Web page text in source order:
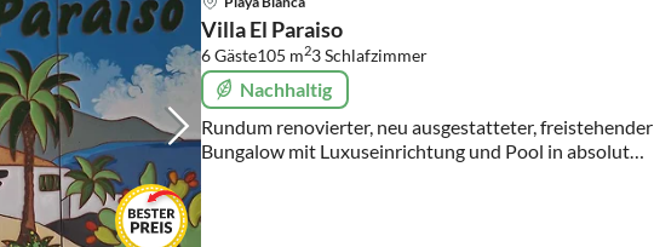
Villa El Paraiso
6 Gäste105 m23Schlafzimmer
Nachhaltig
Rundum renovierter, neu ausgestatteter, freistehender
Bungalow mit Luxuseinrichtung und Pool in absolut